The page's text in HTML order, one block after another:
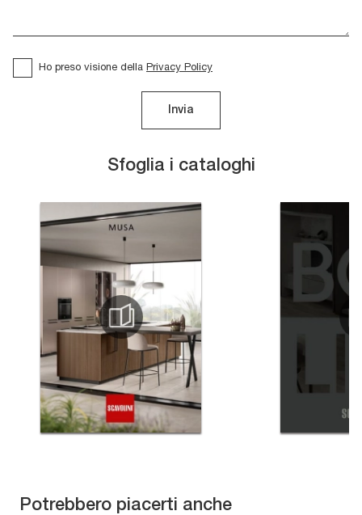
Sfoglia i cataloghi
Ho preso visione della Privacy Policy
Invia
Potrebbero piacerti anche